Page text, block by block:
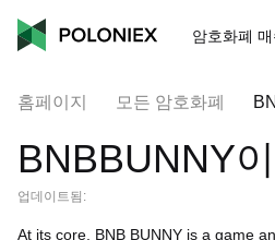
암호화폐
홈페이지 모든 암호화폐
BNBBUNNY
업데이트됨:
At its core, BNB BUNNY is a game